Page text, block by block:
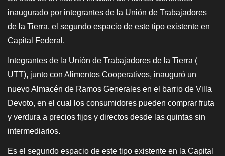
inaugurado por integrantes de la Unión de Trabajadores
de la Tierra, el segundo espacio de este tipo existente en
Capital Federal.
Integrantes de la Unión de Trabajadores de la Tierra (
UTT), junto con Alimentos Cooperativos, inauguró un
nuevo Almacén de Ramos Generales en el barrio de Villa
Devoto, en el cual los consumidores pueden comprar fruta
y verdura a precios fijos y directos desde las quintas sin
intermediarios.
Es el segundo espacio de este tipo existente en la Capital